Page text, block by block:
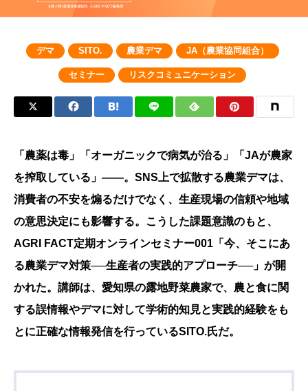
デマ SITO. 農業デマ JA（農業協同組合）
セミナー リスクコミュニケーション
「農薬は毒」「オーガニックで病気が治る」「JAが農家
を搾取している」——。SNS上で拡散する農業デマは、
消費者の不安を煽るだけでなく、生産現場の信頼や地域
の意思決定にも影響する。こうした課題意識のもと、
AGRI FACT定期オンラインセミナー001「今、そこにあ
る農業デマ対策──生産者の実践的アプローチ──」が開
かれた。講師は、愛知県の露地野菜農家で、農と食に関
する誤情報やデマに対して学術的知見と実践的経験をも
とに正確な情報発信を行っているSITO.氏だ。